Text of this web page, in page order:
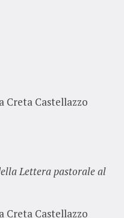
Creta Castellazzo
Lettera pastorale al
Creta Castellazzo